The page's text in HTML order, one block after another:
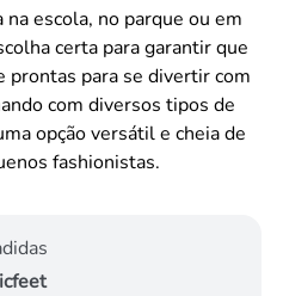
escola, no parque ou em
certa para garantir que
prontas para se divertir com
com diversos tipos de
opção versátil e cheia de
fashionistas.